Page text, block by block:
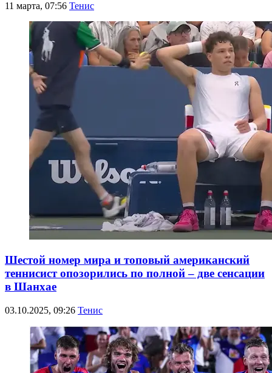
11 марта, 07:56 Тенис
Шестой номер мира и топовый американский
теннисист опозорились по полной – две сенсации
в Шанхае
03.10.2025, 09:26 Тенис